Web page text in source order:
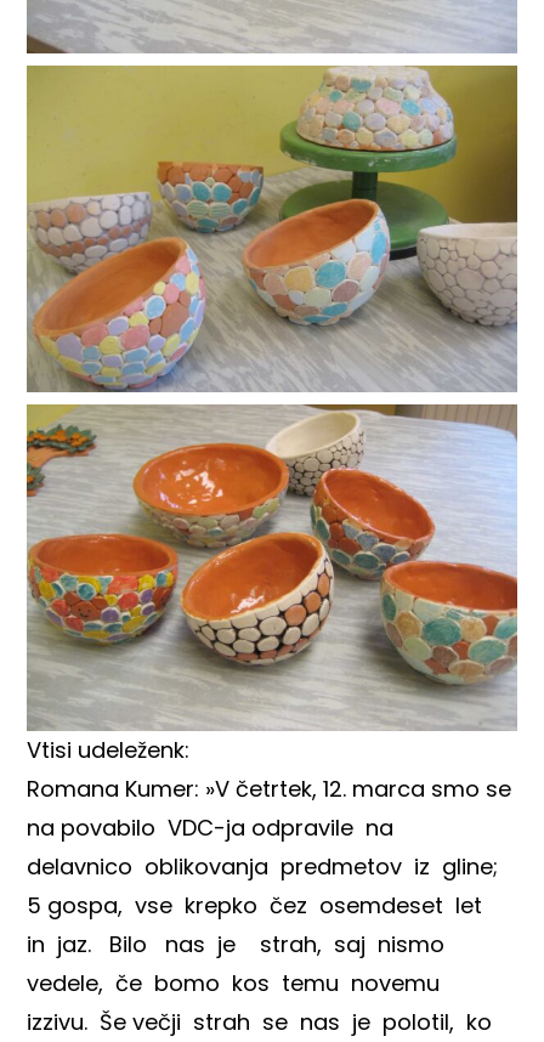
Vtisi udeleženk:
Romana Kumer: »V četrtek, 12. marca smo se
na povabilo VDC-ja odpravile na
delavnico oblikovanja predmetov iz gline;
5 gospa, vse krepko čez osemdeset let
in jaz. Bilo nas je strah, saj nismo
vedele, če bomo kos temu novemu
izzivu. Še večji strah se nas je polotil, ko